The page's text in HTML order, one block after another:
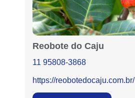
Reobote do Caju
11 95808-3868
https://reobotedocaju.com.br/